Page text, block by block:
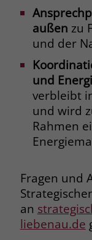
außen zu
und der
und
verbleibt
und wird
Rahmen
Fragen und
an
liebenau.de
Zweck